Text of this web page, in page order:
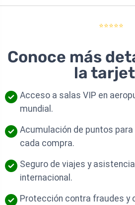
⭐⭐⭐⭐⭐
Conoce más
la
Acceso a salas VIP en
mundial.
Acumulación de puntos
cada compra.
Seguro de viajes y
internacional.
Protección contra fraudes y